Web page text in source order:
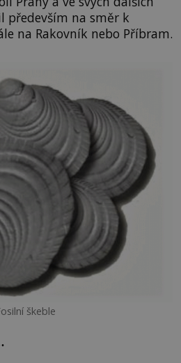
především na směr k
na Rakovník nebo Příbram.
škeble